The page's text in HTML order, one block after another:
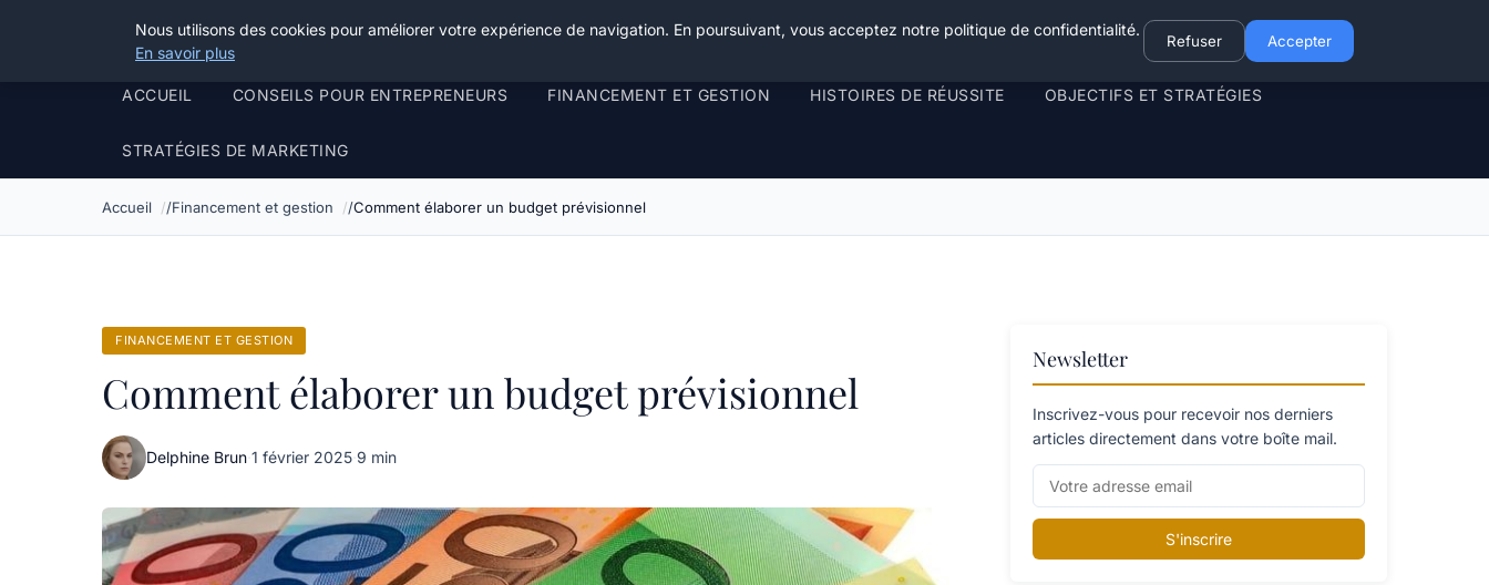
Henry Panky
ACCUEIL CONSEILS POUR ENTREPRENEURS FINANCEMENT ET GESTION HISTOIRES DE RÉUSSITE OBJECTIFS ET STRATÉGIES
STRATÉGIES DE MARKETING
Accueil Financement et gestion Comment élaborer un budget prévisionnel
FINANCEMENT ET GESTION
Comment élaborer un budget prévisionnel
Delphine Brun·1 février 2025·9 min
Newsletter
Inscrivez-vous pour recevoir nos derniers
articles directement dans votre boîte mail.
S'inscrire
Nous utilisons des cookies pour améliorer votre expérience de navigation. En poursuivant, vous acceptez notre politique de confidentialité.
En savoir plus
Refuser Accepter